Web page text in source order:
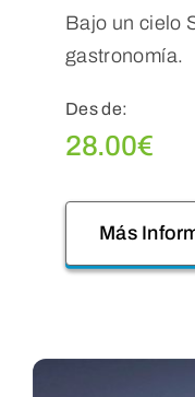
Bajo un cielo
gastronomía.
Des de:
28.00€
Más